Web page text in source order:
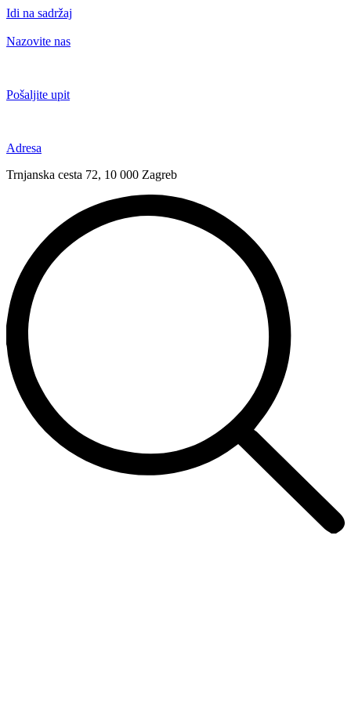
Idi na sadržaj
Nazovite nas
Pošaljite upit
Adresa
Trnjanska cesta 72, 10 000 Zagreb